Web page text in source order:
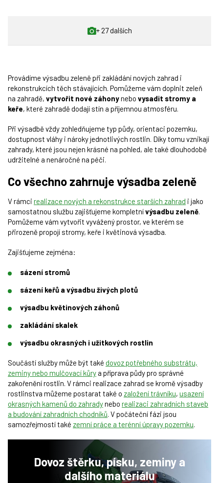
+ 27 dalších
Provádíme výsadbu zeleně při zakládání nových zahrad i
rekonstrukcích těch stávajících. Pomůžeme vám doplnit zeleň
na zahradě, vytvořit nové záhonynebo vysadit stromy a
keře, které zahradě dodají stín a příjemnou atmosféru.
Při výsadbě vždy zohledňujeme typ půdy, orientaci pozemku,
dostupnost vláhy i nároky jednotlivých rostlin. Díky tomu vznikají
zahrady, které jsou nejen krásné na pohled, ale také dlouhodobě
udržitelné a nenáročné na péči.
Co všechno zahrnuje výsadba zeleně
V rámci realizace nových a rekonstrukce starších zahrad i jako
samostatnou službu zajišťujeme kompletnívýsadbu zeleně.
Pomůžeme vám vytvořit vyvážený prostor, ve kterém se
přirozeně propojí stromy, keře i květinová výsadba.
Zajišťujeme zejména:
sázení stromů
sázení keřů a výsadbu živých plotů
výsadbu květinových záhonů
zakládání skalek
výsadbu okrasných i užitkových rostlin
Součástí služby může být také dovoz potřebného substrátu,
zeminy nebo mulčovací kůry a příprava půdy pro správné
zakořenění rostlin. V rámci realizace zahrad se kromě výsadby
rostlinstva můžeme postarat také o založení trávníku, usazení
okrasných kamenů do zahradynebo realizaci zahradních staveb
a budování zahradních chodníků. V počáteční fázi jsou
samozřejmostí také zemní práce a terénní úpravy pozemku.
Dovoz štěrku, písku, zeminy a
dalšího materiálu